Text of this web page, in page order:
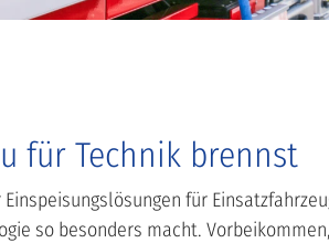
für Technik brennst
für
so besonders macht.